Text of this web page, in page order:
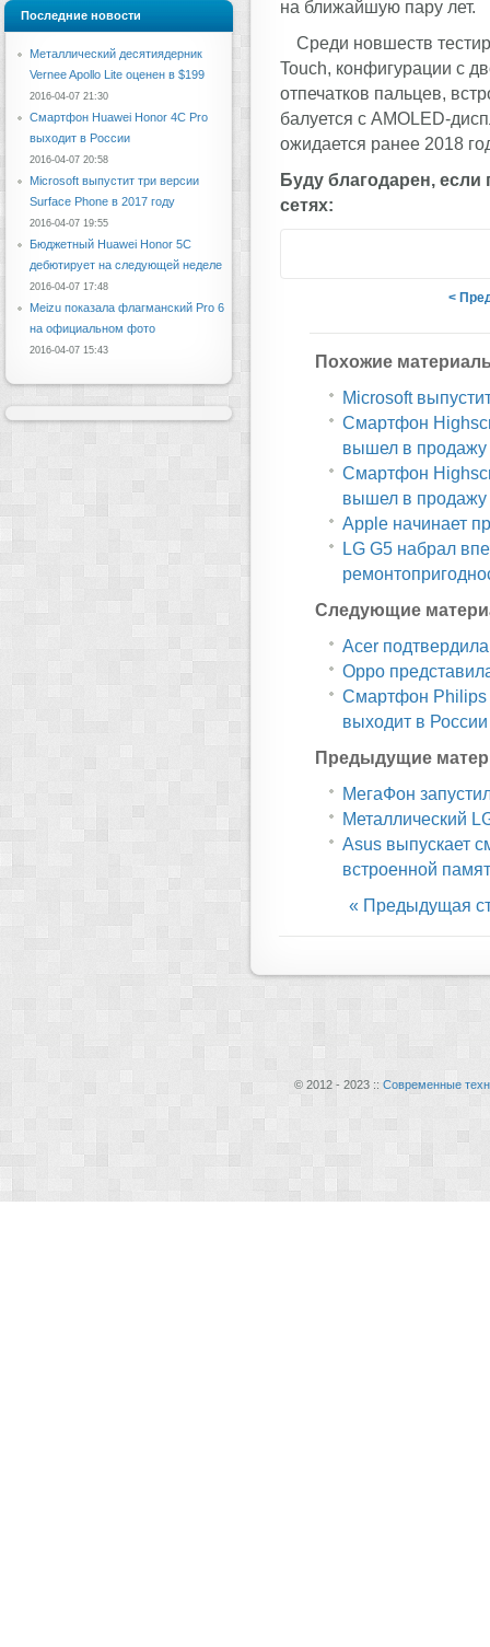
на ближайшую пару лет.
Среди новшеств
Touch, конфигурации с
отпечатков пальцев,
балуется с AMOLED-
ожидается ранее 2018
Буду благодарен, если
сетях:
<
Похожие
Microsoft
Смартфон
вышел в продажу
Смартфон
вышел в продажу
Apple начинает
LG G5 набрал
Следующие
Acer
Oppo
Смартфон Philips
выходит в России
Предыдущие
МегаФон
Металлический
Asus выпускает
встроенной
« Предыдущая
Последние новости
Металлический десятиядерник
Vernee Apollo Lite оценен в $199
2016-04-07 21:30
Смартфон Huawei Honor 4C Pro
выходит в России
2016-04-07 20:58
Microsoft выпустит три версии
Surface Phone в 2017 году
2016-04-07 19:55
Бюджетный Huawei Honor 5C
дебютирует на следующей неделе
2016-04-07 17:48
Meizu показала флагманский Pro 6
на официальном фото
2016-04-07 15:43
© 2012 - 2023 :: Современные